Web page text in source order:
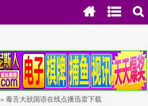
» 毒舌大狀国语在线点播迅雷下载